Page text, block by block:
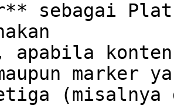
sebagai
apabila
marker
(misalnya